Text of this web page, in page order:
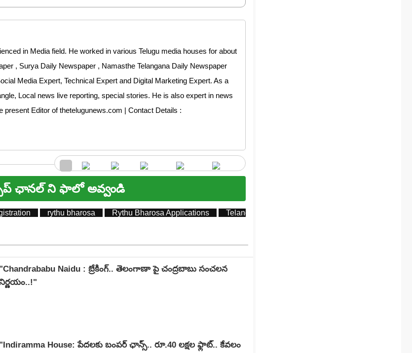
in Media field. He worked in various Telugu media houses for about
, Surya Daily Newspaper , Namasthe Telangana Daily Newspaper
Media Expert, Technical Expert and Digital Marketing Expert. As a
Local news live reporting, special stories. He is also expert in news
present Editor of thetelugunews.com | Contact Details :
ఛానల్ ని ఫాలో అవ్వండి
rythu bharosa Rythu Bharosa Applications Telangana Farmer New
"Chandrababu Naidu : బ్రేకింగ్.. తెలంగాణా పై చంద్రబాబు సంచలన
"Indiramma House: పేదలకు బంపర్ ఛాన్స్.. రూ.40 లక్షల ఫ్లాట్.. కేవలం